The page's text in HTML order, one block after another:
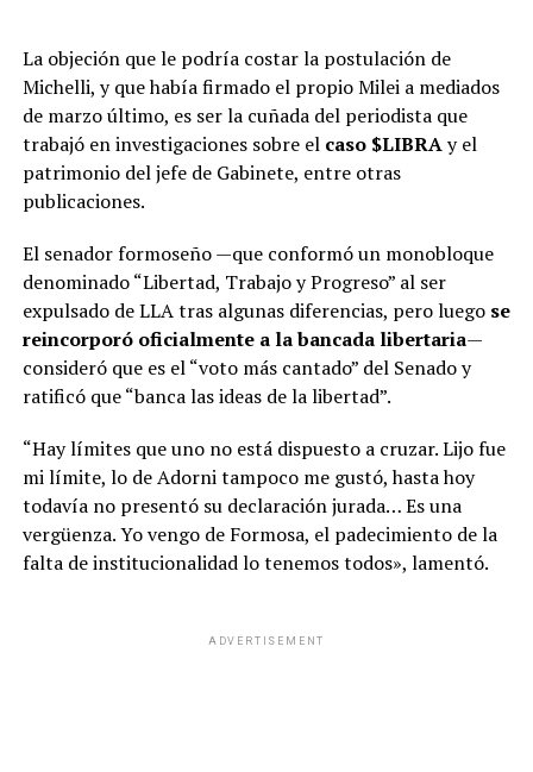
La objeción que le podría costar la postulación de
Michelli, y que había firmado el propio Milei a mediados
de marzo último, es ser la cuñada del periodista que
trabajó en investigaciones sobre el caso $LIBRAy el
patrimonio del jefe de Gabinete, entre otras
publicaciones.
El senador formoseño —que conformó un monobloque
denominado “Libertad, Trabajo y Progreso” al ser
expulsado de LLA tras algunas diferencias, pero luegose
reincorporó oficialmente a la bancada libertaria—
consideró que es el “voto más cantado” del Senado y
ratificó que “banca las ideas de la libertad”.
“Hay límites que uno no está dispuesto a cruzar. Lijo fue
mi límite, lo de Adorni tampoco me gustó, hasta hoy
todavía no presentó su declaración jurada… Es una
vergüenza. Yo vengo de Formosa, el padecimiento de la
falta de institucionalidad lo tenemos todos», lamentó.
ADVERTISEMENT